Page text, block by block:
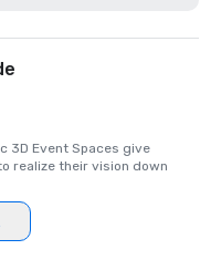
Valley Life Magazine
la USPTA NorCal 2020
2018 y 2019
- Condé Nast
Reuniones
3D Event Spaces give
realize their vision down